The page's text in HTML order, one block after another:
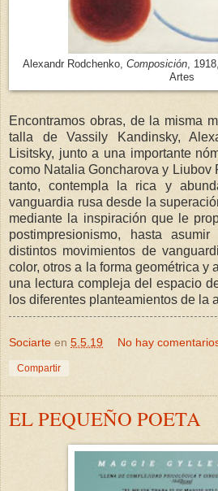
Alexandr Rodchenko, Composición,
Artes
Encontramos obras, de la misma
talla de Vassily Kandinsky,
Lisitsky, junto a una importante
como Natalia Goncharova y Liubov
tanto, contempla la rica y
vanguardia rusa desde la
mediante la inspiración que le
postimpresionismo, hasta
distintos movimientos de
color, otros a la forma geométrica y
una lectura compleja del espacio
los diferentes planteamientos de la
Sociarte en 5.5.19 No hay
Compartir
EL PEQUEÑO POETA